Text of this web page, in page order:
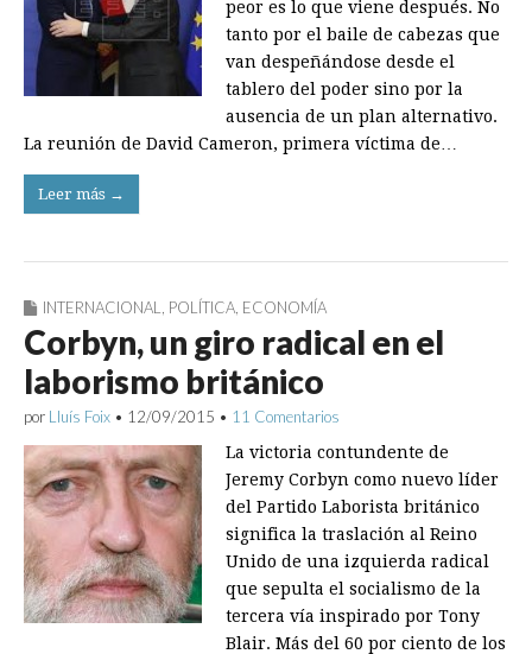
peor es lo que viene después. No
tanto por el baile de cabezas que
van despeñándose desde el
tablero del poder sino por la
ausencia de un plan alternativo.
La reunión de David Cameron, primera víctima de…
Leer más →
INTERNACIONAL POLÍTICA ECONOMÍA
Corbyn, un giro radical en el
laborismo británico
por Lluís Foix • 12/09/2015 • 11 Comentarios
La victoria contundente de
Jeremy Corbyn como nuevo líder
del Partido Laborista británico
significa la traslación al Reino
Unido de una izquierda radical
que sepulta el socialismo de la
tercera vía inspirado por Tony
Blair. Más del 60 por ciento de los